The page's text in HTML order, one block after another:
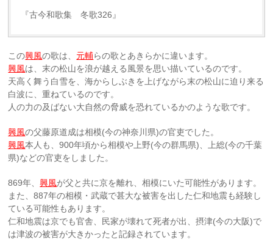
『古今和歌集 冬歌326』
この興風の歌は、 元輔らの歌とあきらかに違います。
興風は、末の松山を浪が越える風景を思い描いているのです。
天高く舞う白雪を、海からしぶきを上げながら末の松山に迫り来る
白波に、重ねているのです。
人の力の及ばない大自然の脅威を恐れているかのような歌です。
興風の父藤原道成は相模(今の神奈川県)の官吏でした。
興風本人も、900年頃から相模や上野(今の群馬県)、上総(今の千葉
県)などの官吏をしました。
869年、興風が父と共に京を離れ、相模にいた可能性があります。
また、887年の相模・武蔵で甚大な被害を出した仁和地震も経験し
ている可能性もあります。
仁和地震は京でも官舎、民家が壊れて死者が出、摂津(今の大阪)で
は津波の被害が大きかったと記録されています。